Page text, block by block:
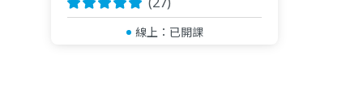
線上： 已開課